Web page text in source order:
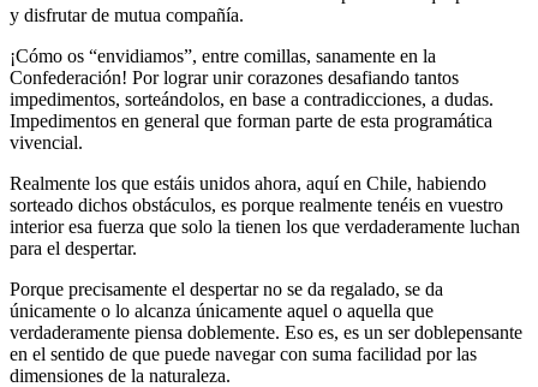
y disfrutar de mutua compañía.
¡Cómo os “envidiamos”, entre comillas, sanamente en la
Confederación! Por lograr unir corazones desafiando tantos
impedimentos, sorteándolos, en base a contradicciones, a dudas.
Impedimentos en general que forman parte de esta programática
vivencial.
Realmente los que estáis unidos ahora, aquí en Chile, habiendo
sorteado dichos obstáculos, es porque realmente tenéis en vuestro
interior esa fuerza que solo la tienen los que verdaderamente luchan
para el despertar.
Porque precisamente el despertar no se da regalado, se da
únicamente o lo alcanza únicamente aquel o aquella que
verdaderamente piensa doblemente. Eso es, es un ser doblepensante
en el sentido de que puede navegar con suma facilidad por las
dimensiones de la naturaleza.